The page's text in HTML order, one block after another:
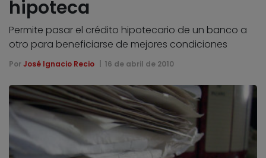
hipoteca
Permite pasar el crédito hipotecario de un banco a
otro para beneficiarse de mejores condiciones
Por José Ignacio Recio 16 de abril de 2010